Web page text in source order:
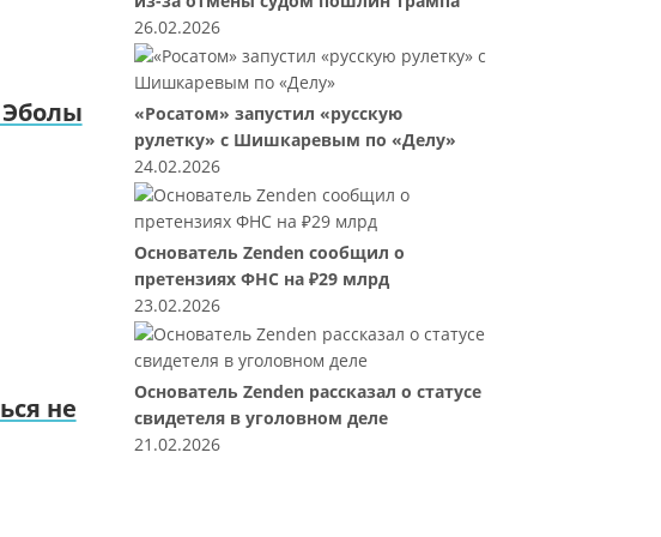
не
26.02.2026
«Росатом» запустил «русскую
рулетку» с Шишкаревым по «Делу»
24.02.2026
Основатель Zenden сообщил о
претензиях ФНС на ₽29 млрд
23.02.2026
Основатель Zenden рассказал о статусе
свидетеля в уголовном деле
21.02.2026